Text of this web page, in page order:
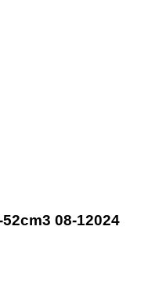
08-12024